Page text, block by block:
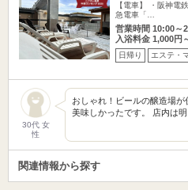
【電車】 ・阪神電
急電車「…
営業時間 10:00～
入浴料金 1,000円
日帰り エステ・
30代 女
性
おしゃれ！ビールの醸造場
美味しかったです。 店内は
関連情報から探す